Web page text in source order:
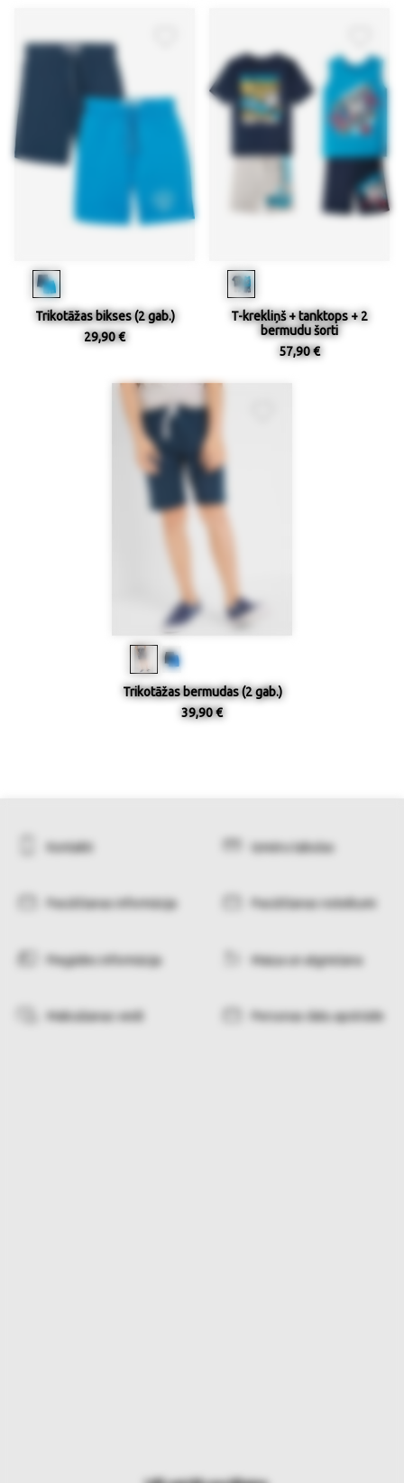
Trikotāžas bikses (2 gab.)
29,90 €
T-krekliņš + tanktops + 2
bermudu šorti
57,90 €
Trikotāžas bermudas (2 gab.)
39,90 €
Kontakti Izmēru tabulas
Pasūtīšanas informācija Pasūtīšanas noteikumi
Piegādes informācija Maiņa un atgriešana
Maksāšanas veidi Personas datu apstrāde